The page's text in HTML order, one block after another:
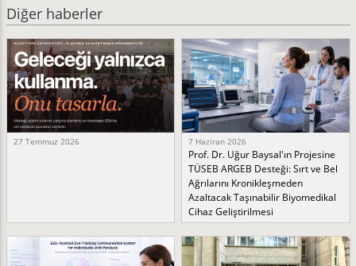
Diğer haberler
27 Temmuz 2026 7 Haziran 2026
Prof. Dr. Uğur Baysal'ın Projesine
TÜSEB ARGEB Desteği: Sırt ve Bel
Ağrılarını Kronikleşmeden
Azaltacak Taşınabilir Biyomedikal
Cihaz Geliştirilmesi